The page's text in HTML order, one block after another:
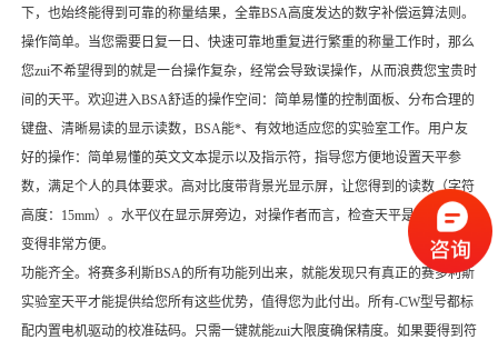
下，也始终能得到可靠的称量结果，全靠BSA高度发达的数字补偿运算法则。
操作简单。当您需要日复一日、快速可靠地重复进行繁重的称量工作时，那么
您zui不希望得到的就是一台操作复杂，经常会导致误操作，从而浪费您宝贵时
间的天平。欢迎进入BSA舒适的操作空间：简单易懂的控制面板、分布合理的
键盘、清晰易读的显示读数，BSA能*、有效地适应您的实验室工作。用户友
好的操作：简单易懂的英文文本提示以及指示符，指导您方便地设置天平参
数，满足个人的具体要求。高对比度带背景光显示屏，让您得到的读数（字符
高度：15mm）。水平仪在显示屏旁边，对操作者而言，检查天平是否水平就
变得非常方便。
功能齐全。将赛多利斯BSA的所有功能列出来，就能发现只有真正的赛多利斯
实验室天平才能提供给您所有这些优势，值得您为此付出。所有-CW型号都标
配内置电机驱动的校准砝码。只需一键就能zui大限度确保精度。如果要得到符